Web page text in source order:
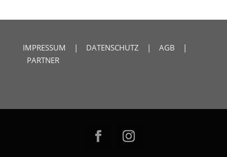
IMPRESSUM | DATENSCHUTZ | AGB |
PARTNER